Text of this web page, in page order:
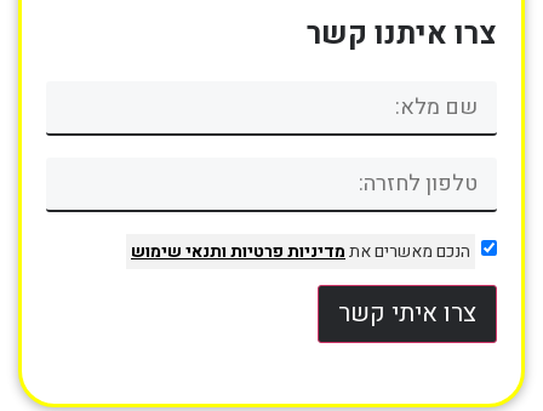
צרו איתנו קשר
הנכם מאשרים אתמדיניות פרטיותותנאי שימוש
צרו איתי קשר